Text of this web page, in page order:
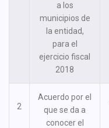
a los
municipios de
la entidad,
para el
ejercicio fiscal
2018
2
Acuerdo por el
que se da a
conocer el